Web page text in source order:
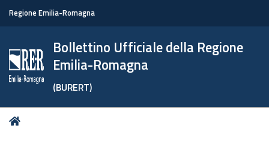
Regione Emilia-Romagna
Bollettino Ufficiale della Regione
Emilia-Romagna
(BURERT)
Tu